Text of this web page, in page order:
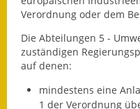
Verordnung oder dem
Die Abteilungen 5 -
zuständigen
auf denen:
mindestens eine
1 der Verordnung